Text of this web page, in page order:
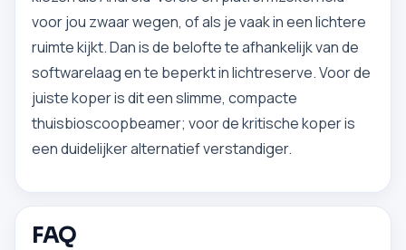
voor jou zwaar wegen, of als je vaak in een lichtere
ruimte kijkt. Dan is de belofte te afhankelijk van de
softwarelaag en te beperkt in lichtreserve. Voor de
juiste koper is dit een slimme, compacte
thuisbioscoopbeamer; voor de kritische koper is
een duidelijker alternatief verstandiger.
FAQ